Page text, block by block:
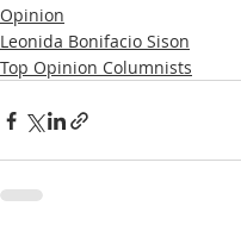
Opinion
Leonida Bonifacio Sison
Top Opinion Columnists